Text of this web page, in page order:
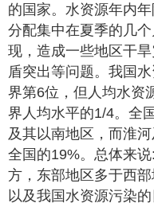
的国家。水资源年内
分配集中在夏季的几
现，造成一些地区干
盾突出等问题。我国
界第6位，但人均水资
界人均水平的1/4。全
及其以南地区，而淮
全国的19%。总体来
方，东部地区多于西
以及我国水资源污染